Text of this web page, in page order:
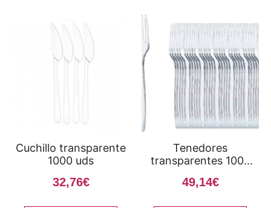
Cuchillo transparente
1000 uds
32,76€
Tenedores
transparentes 1000
49,14€